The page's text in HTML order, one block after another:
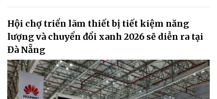
Hội chợ triển lãm thiết bị tiết kiệm năng
lượng và chuyển đổi xanh 2026 sẽ diễn ra tại
Đà Nẵng